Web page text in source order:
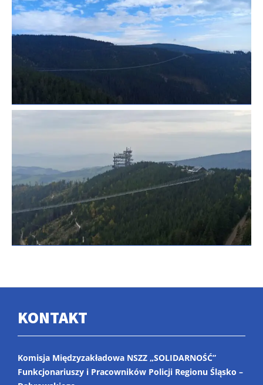
KONTAKT
Komisja Międzyzakładowa NSZZ „SOLIDARNOŚĆ”
Funkcjonariuszy i Pracowników Policji Regionu Śląsko –